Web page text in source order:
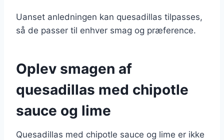
Uanset anledningen kan quesadillas tilpasses,
så de passer til enhver smag og præference.
Oplev smagen af
quesadillas med chipotle
sauce og lime
Quesadillas med chipotle sauce og lime er ikke